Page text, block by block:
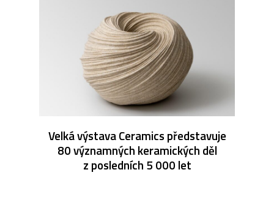
Velká výstava Ceramics představuje
80 významných keramických děl
z posledních 5 000 let